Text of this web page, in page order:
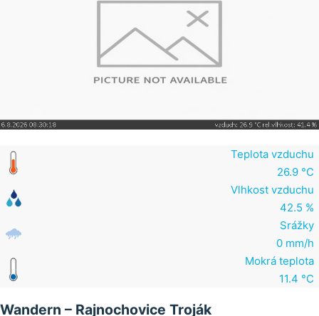
Teplota vzduchu
26.9 °C
Vlhkost vzduchu
42.5 %
Srážky
0 mm/h
Mokrá teplota
11.4 °C
Wandern – Rajnochovice Troják